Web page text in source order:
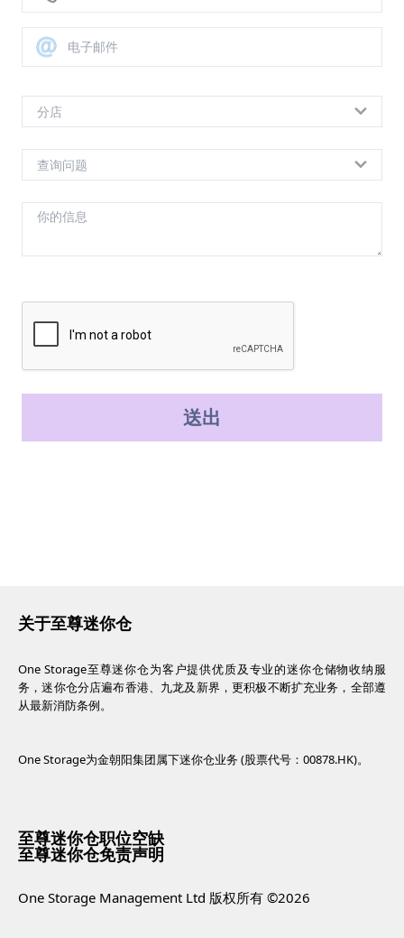
送出
关于至尊迷你仓
One Storage至尊迷你仓为客户提供优质及专业的迷你仓储物收纳服
务，迷你仓分店遍布香港、九龙及新界，更积极不断扩充业务，全部遵
从最新消防条例。
One Storage为金朝阳集团属下迷你仓业务 (股票代号：00878.HK)。
至尊迷你仓职位空缺
至尊迷你仓免责声明
One Storage Management Ltd 版权所有 ©2026